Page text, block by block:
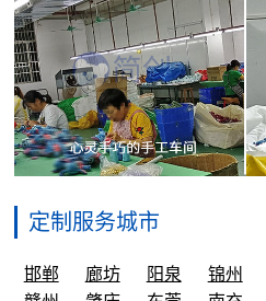
定制服务城市
邯郸 廊坊 阳泉 锦州